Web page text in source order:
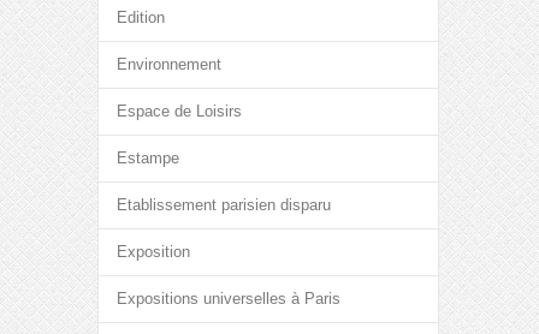
Edition
Environnement
Espace de Loisirs
Estampe
Etablissement parisien disparu
Exposition
Expositions universelles à Paris